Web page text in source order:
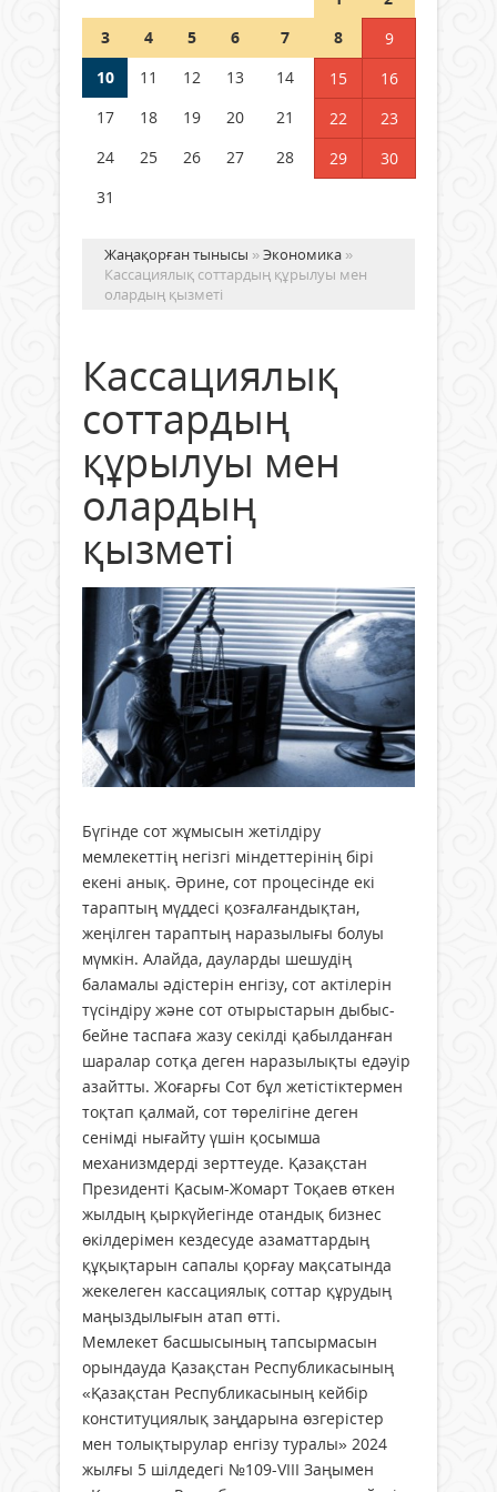
ӨТЕДІ?
06 тамыз 2026 ж. 289
3
4 5 6 7 8
9
10
11 12 13 14 15
16
17
18 19 20 21 22
23
24
25 26 27 28 29
30
31
Жаңақорған тынысы »Экономика »
Кассациялық соттардың құрылуы мен
олардың қызметі
Кассациялық
соттардың
құрылуы мен
олардың
қызметі
Бүгінде сот жұмысын жетілдіру
мемлекеттің негізгі міндеттерінің бірі
екені анық. Әрине, сот процесінде екі
тараптың мүддесі қозғалғандықтан,
жеңілген тараптың наразылығы болуы
мүмкін. Алайда, дауларды шешудің
баламалы әдістерін енгізу, сот актілерін
түсіндіру және сот отырыстарын дыбыс-
бейне таспаға жазу секілді қабылданған
шаралар сотқа деген наразылықты едәуір
азайтты. Жоғарғы Сот бұл жетістіктермен
тоқтап қалмай, сот төрелігіне деген
сенімді нығайту үшін қосымша
механизмдерді зерттеуде. Қазақстан
Президенті Қасым-Жомарт Тоқаев өткен
жылдың қыркүйегінде отандық бизнес
өкілдерімен кездесуде азаматтардың
құқықтарын сапалы қорғау мақсатында
жекелеген кассациялық соттар құрудың
маңыздылығын атап өтті.
Мемлекет басшысының тапсырмасын
орындауда Қазақстан Республикасының
«Қазақстан Республикасының кейбір
конституциялық заңдарына өзгерістер
мен толықтырулар енгізу туралы» 2024
жылғы 5 шілдедегі №109-VIII Заңымен